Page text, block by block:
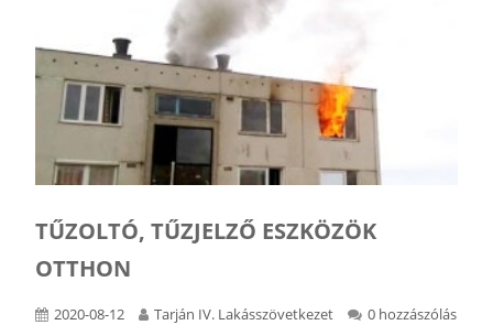
TŰZOLTÓ, TŰZJELZŐ ESZKÖZÖK
OTTHON
2020-08-12 Tarján IV. Lakásszövetkezet
0 hozzászólás